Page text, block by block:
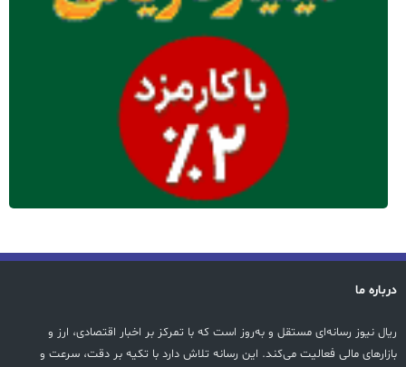
درباره ما
ریال نیوز رسانه‌ای مستقل و به‌روز است که با تمرکز بر اخبار اقتصادی، ارز و
بازارهای مالی فعالیت می‌کند. این رسانه تلاش دارد با تکیه بر دقت، سرعت و